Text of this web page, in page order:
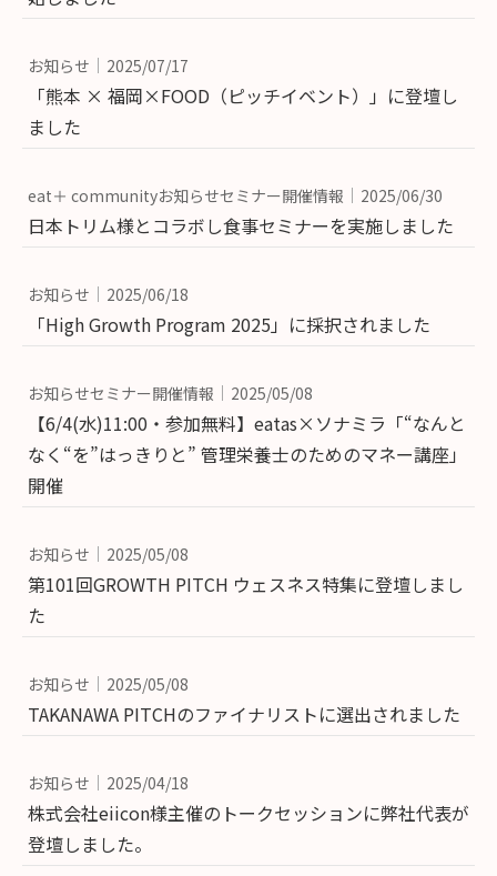
お知らせ 2025/07/17
「熊本 × 福岡×FOOD（ピッチイベント）」に登壇し
ました
eat＋ communityお知らせセミナー開催情報 2025/06/30
日本トリム様とコラボし食事セミナーを実施しました
お知らせ 2025/06/18
「High Growth Program 2025」に採択されました
お知らせセミナー開催情報 2025/05/08
【6/4(水)11:00・参加無料】eatas×ソナミラ「“なんと
なく“を”はっきりと” 管理栄養士のためのマネー講座」
開催
お知らせ 2025/05/08
第101回GROWTH PITCH ウェスネス特集に登壇しまし
た
お知らせ 2025/05/08
TAKANAWA PITCHのファイナリストに選出されました
お知らせ 2025/04/18
株式会社eiicon様主催のトークセッションに弊社代表が
登壇しました。